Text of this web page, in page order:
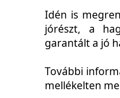
Idén is
jórészt, a
garantált a jó
További
mellékelten